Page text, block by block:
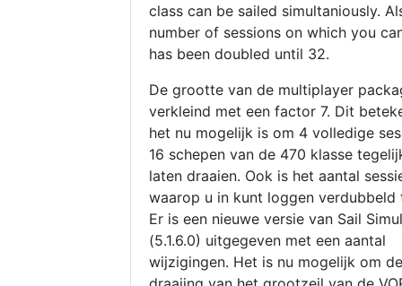
class can be sailed simultaniously.
number of sessions on which you
has been doubled until 32.
De grootte van de multiplayer
verkleind met een factor 7. Dit
het nu mogelijk is om 4 volledige
16 schepen van de 470 klasse
laten draaien. Ook is het aantal
waarop u in kunt loggen verdubbeld
Er is een nieuwe versie van Sail
(5.1.6.0) uitgegeven met een aantal
wijzigingen. Het is nu mogelijk om de